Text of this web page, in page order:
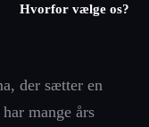
Hvorfor vælge os?
der sætter en
mange års